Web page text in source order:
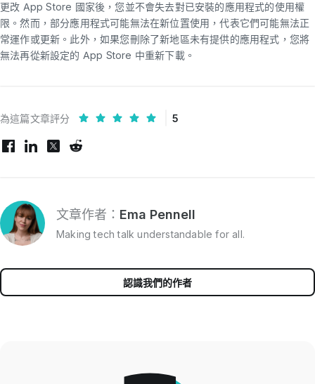
更改 App Store 國家後，您並不會失去對已安裝的應用程式的使用權
限。然而，部分應用程式可能無法在新位置使用，代表它們可能無法正
常運作或更新。此外，如果您刪除了新地區未有提供的應用程式，您將
無法再從新設定的 App Store 中重新下載。
為這篇文章評分 5
文章作者： Ema Pennell
Making tech talk understandable for all.
認識我們的作者